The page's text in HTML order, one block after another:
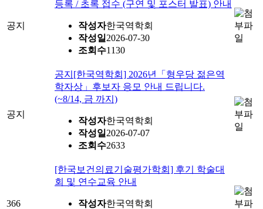
공지
등록 / 초록 접수 (구연 및 포스터 발표) 안내
작성자한국역학회
작성일 2026-07-30
조회수1130
공지
공지 [한국역학회] 2026년「형우당 젊은역
학자상」후보자 응모 안내 드립니다.
(~8/14, 금 까지)
작성자한국역학회
작성일 2026-07-07
조회수2633
366
[한국보건의료기술평가학회] 후기 학술대
회 및 연수교육 안내
작성자한국역학회